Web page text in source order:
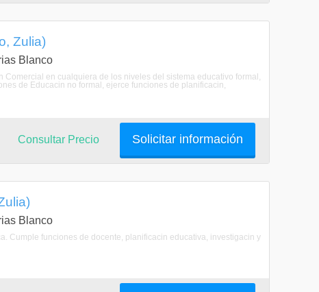
Zulia)
Blanco
en cualquiera de los niveles del sistema educativo formal,
de Educacin no formal, ejerce funciones de planificacin,
Solicitar información
Consultar Precio
Blanco
Cumple funciones de docente, planificacin educativa, investigacin y